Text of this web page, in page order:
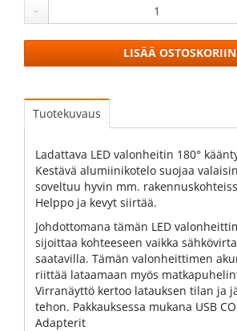
-
LISÄÄ OSTOSKORIIN
Tuotekuvaus
Ladattava LED valonheitin 180°
Kestävä alumiinikotelo suojaa
soveltuu hyvin mm.
Helppo ja kevyt siirtää.
Johdottomana tämän LED
sijoittaa kohteeseen vaikka
saatavilla. Tämän valonheittimen
riittää lataamaan myös
Virranäyttö kertoo latauksen tilan ja
tehon. Pakkauksessa mukana USB
Adapterit